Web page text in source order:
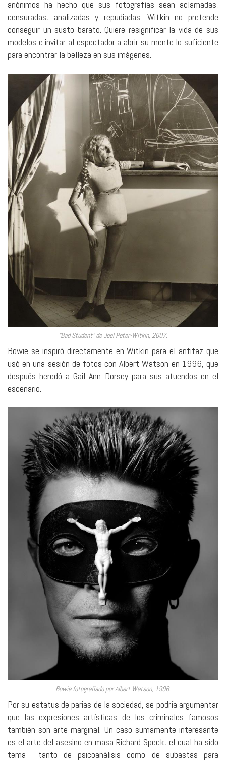
anónimos ha hecho que sus fotografías sean aclamadas,
censuradas, analizadas y repudiadas. Witkin no pretende
conseguir un susto barato. Quiere resignificar la vida de sus
modelos e invitar al espectador a abrir su mente lo suficiente
para encontrar la belleza en sus imágenes.
“Bad Student” de Joel Peter-Witkin, 2007.
Bowie se inspiró directamente en Witkin para el antifaz que
usó en una sesión de fotos con Albert Watson en 1996, que
después heredó a Gail Ann Dorsey para sus atuendos en el
escenario.
Bowie fotografiado por Albert Watson, 1996.
Por su estatus de parias de la sociedad, se podría argumentar
que las expresiones artísticas de los criminales famosos
también son arte marginal. Un caso sumamente interesante
es el arte del asesino en masa Richard Speck, el cual ha sido
tema
tanto de psicoanálisis como de subastas para